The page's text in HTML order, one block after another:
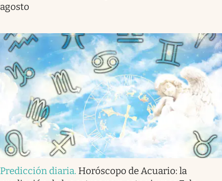
agosto
Predicción diaria. Horóscopo de Acuario: la